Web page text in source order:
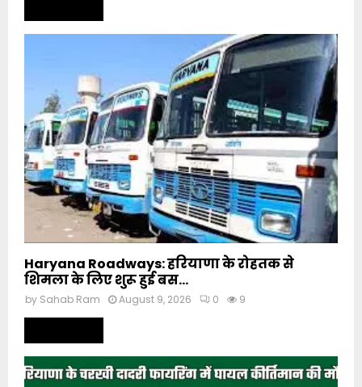
Haryana Roadways: हरियाणा के रोहतक से
शिमला के लिए शुरू हुई बस...
by Sahab Ram August 9, 2026 0 9